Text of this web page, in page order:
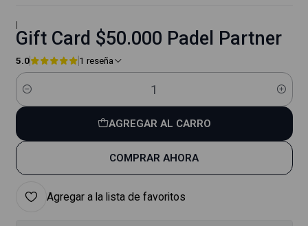
|
Gift Card $50.000 Padel Partner
5.0 1 reseña
Cantidad
AGREGAR AL CARRO
COMPRAR AHORA
Agregar a la lista de favoritos